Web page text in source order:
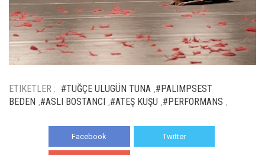
ETIKETLER : #TUĞÇE ULUGÜN TUNA #PALIMPSEST
BEDEN #ASLI BOSTANCI #ATEŞ KUŞU #PERFORMANS
Facebook Twitter